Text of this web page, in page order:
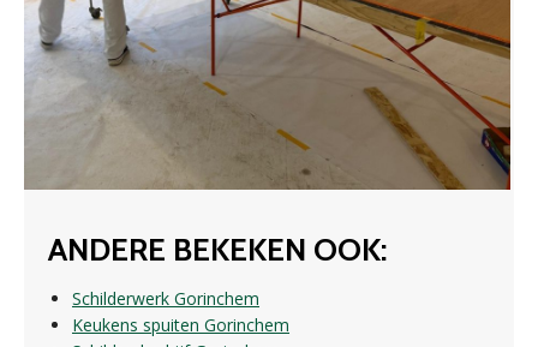
ANDERE BEKEKEN OOK:
Schilderwerk Gorinchem
Keukens spuiten Gorinchem